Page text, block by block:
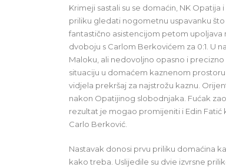
Krimeji sastali su se domaćin, NK Opatija
priliku gledati nogometnu uspavanku
fantastično asistencijom petom
dvoboju s Carlom Berkovićem za 0:1. U
Maloku, ali nedovoljno opasno i
situaciju u domaćem kaznenom
vidjela prekršaj za najstrožu kaznu.
nakon Opatijinog slobodnjaka. Fućak
rezultat je mogao promijeniti i Edin Fatić
Carlo Berković.
Nastavak donosi prvu priliku domaćina
kako treba. Uslijedile su dvie izvrsne